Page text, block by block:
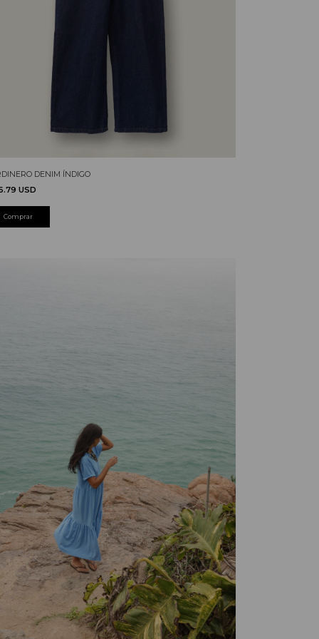
DENIM ÍNDIGO
USD
Comprar